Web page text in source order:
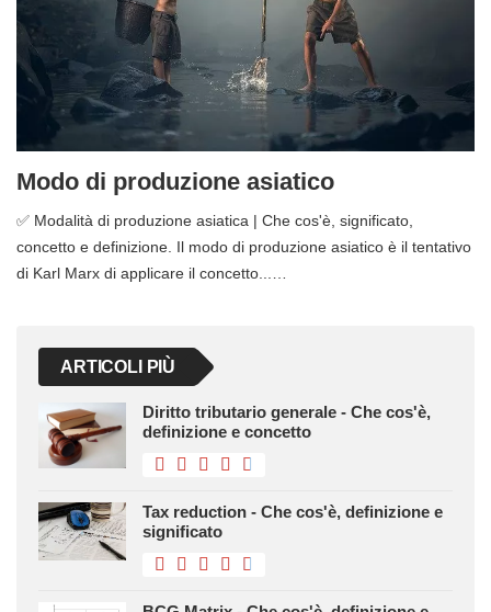
Modo di produzione asiatico
✅ Modalità di produzione asiatica | Che cos'è, significato,
concetto e definizione. Il modo di produzione asiatico è il tentativo
di Karl Marx di applicare il concetto...…
ARTICOLI PIÙ
Diritto tributario generale - Che cos'è,
definizione e concetto
Tax reduction - Che cos'è, definizione e
significato